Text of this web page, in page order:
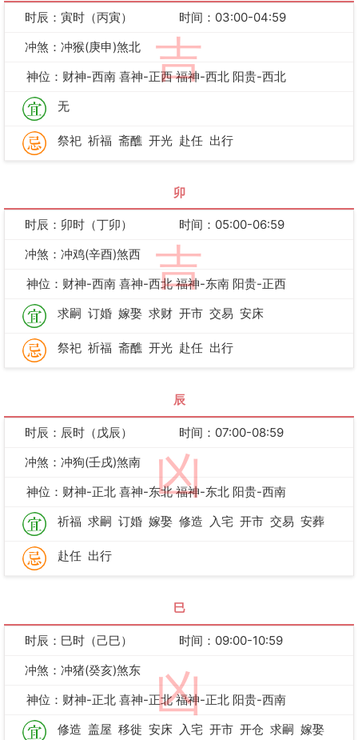
吉
时辰：寅时（丙寅）
时间：03:00-04:59
冲煞：冲猴(庚申)煞北
神位：财神-西南 喜神-正西 福神-西北 阳贵-西北
无
祭祀 祈福 斋醮 开光 赴任 出行
卯
吉
时辰：卯时（丁卯）
时间：05:00-06:59
冲煞：冲鸡(辛酉)煞西
神位：财神-西南 喜神-西北 福神-东南 阳贵-正西
求嗣 订婚 嫁娶 求财 开市 交易 安床
祭祀 祈福 斋醮 开光 赴任 出行
辰
凶
时辰：辰时（戊辰）
时间：07:00-08:59
冲煞：冲狗(壬戌)煞南
神位：财神-正北 喜神-东北 福神-东北 阳贵-西南
祈福 求嗣 订婚 嫁娶 修造 入宅 开市 交易 安葬
赴任 出行
巳
凶
时辰：巳时（己巳）
时间：09:00-10:59
冲煞：冲猪(癸亥)煞东
神位：财神-正北 喜神-正北 福神-正北 阳贵-西南
修造 盖屋 移徙 安床 入宅 开市 开仓 求嗣 嫁娶